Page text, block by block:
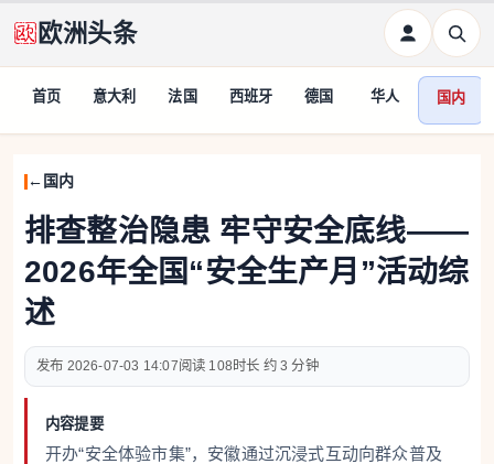
欧洲头条
首页 意大利 法国 西班牙 德国 华人 国内
国内
排查整治隐患 牢守安全底线——
2026年全国“安全生产月”活动综
述
2026-07-03 14:07 108 约 3 分钟
内容提要
开办“安全体验市集”，安徽通过沉浸式互动向群众普及